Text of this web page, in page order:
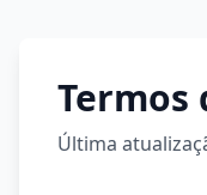
Termos
Última